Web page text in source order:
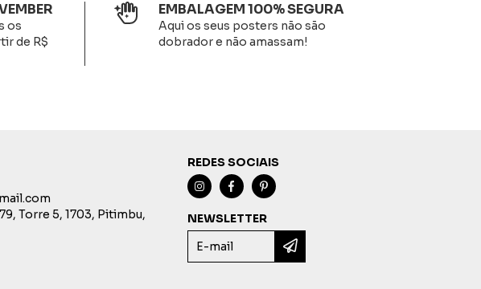
os
de R$
EMBALAGEM 100% SEGURA
Aqui os seus posters não são
dobrador e não amassam!
Torre 5, 1703, Pitimbu,
REDES SOCIAIS
NEWSLETTER